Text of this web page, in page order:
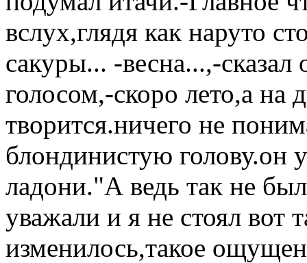
вслух,глядя как наруто
сакуры... -весна...,-
голосом,-скоро лето,а на
творится.ничего не
блондинистую голову.он
ладони."А ведь так не
уважали и я не стоял вот
изменилось,такое